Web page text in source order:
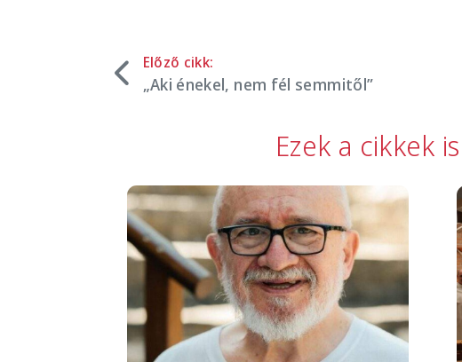
Előző cikk:
„Aki énekel, nem fél semmitől”
Ezek a cikkek
Image